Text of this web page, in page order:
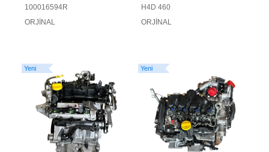
100016594R
ORJİNAL
H4D 460
ORJİNAL
Yeni Yeni